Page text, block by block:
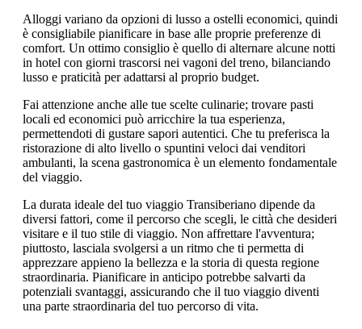
Alloggi variano da opzioni di lusso a ostelli economici, quindi
è consigliabile pianificare in base alle proprie preferenze di
comfort. Un ottimo consiglio è quello di alternare alcune notti
in hotel con giorni trascorsi nei vagoni del treno, bilanciando
lusso e praticità per adattarsi al proprio budget.
Fai attenzione anche alle tue scelte culinarie; trovare pasti
locali ed economici può arricchire la tua esperienza,
permettendoti di gustare sapori autentici. Che tu preferisca la
ristorazione di alto livello o spuntini veloci dai venditori
ambulanti, la scena gastronomica è un elemento fondamentale
del viaggio.
La durata ideale del tuo viaggio Transiberiano dipende da
diversi fattori, come il percorso che scegli, le città che desideri
visitare e il tuo stile di viaggio. Non affrettare l'avventura;
piuttosto, lasciala svolgersi a un ritmo che ti permetta di
apprezzare appieno la bellezza e la storia di questa regione
straordinaria. Pianificare in anticipo potrebbe salvarti da
potenziali svantaggi, assicurando che il tuo viaggio diventi
una parte straordinaria del tuo percorso di vita.